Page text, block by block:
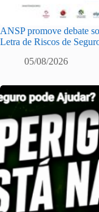
ANSP promove debate
Letra de Riscos de
05/08/2026